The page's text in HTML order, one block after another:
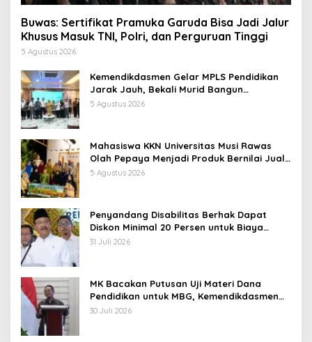
Buwas: Sertifikat Pramuka Garuda Bisa Jadi Jalur
Khusus Masuk TNI, Polri, dan Perguruan Tinggi
5 Agustus 2026
Kemendikdasmen Gelar MPLS Pendidikan
Jarak Jauh, Bekali Murid Bangun
Kemandirian Belajar
5 Agustus 2026
Mahasiswa KKN Universitas Musi Rawas
Olah Pepaya Menjadi Produk Bernilai Jual
Tinggi, Dorong UMKM Desa Air Satan
5 Agustus 2026
Penyandang Disabilitas Berhak Dapat
Diskon Minimal 20 Persen untuk Biaya
Sekolah dan Kuliah
31 Juli 2026
MK Bacakan Putusan Uji Materi Dana
Pendidikan untuk MBG, Kemendikdasmen
Tunggu Implikasi Putusan
30 Juli 2026